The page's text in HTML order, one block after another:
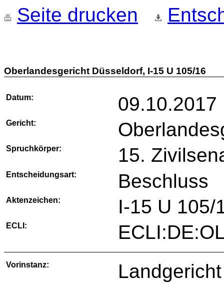
Seite drucken
Oberlandesgericht Düsseldorf, I-15 U 105/16
Datum: 09.10.2017
Gericht:
Spruchkörper: 15.
Entscheidungsart: Beschluss
Aktenzeichen: I-15 U 105/
ECLI:
Vorinstanz: